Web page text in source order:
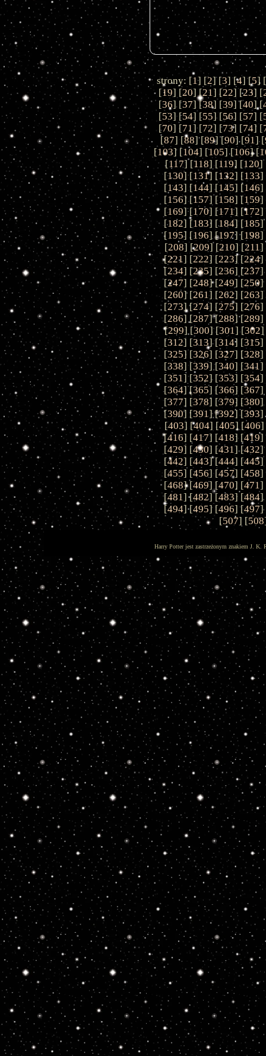
strony: [1] [2] [3] [4] [5] [
[19] [20] [21] [22] [23] [
[36] [37] [38] [39] [40] [
[53] [54] [55] [56] [57] [
[70] [71] [72] [73] [74] [
[87] [88] [89] [90] [91] [
[103] [104] [105] [106] [
[117] [118] [119] [120]
[130] [131] [132] [133]
[143] [144] [145] [146]
[156] [157] [158] [159]
[169] [170] [171] [172]
[182] [183] [184] [185]
[195] [196] [197] [198]
[208] [209] [210] [211]
[221] [222] [223] [224]
[234] [235] [236] [237]
[247] [248] [249] [250]
[260] [261] [262] [263]
[273] [274] [275] [276]
[286] [287] [288] [289]
[299] [300] [301] [302]
[312] [313] [314] [315]
[325] [326] [327] [328]
[338] [339] [340] [341]
[351] [352] [353] [354]
[364] [365] [366] [367]
[377] [378] [379] [380]
[390] [391] [392] [393]
[403] [404] [405] [406]
[416] [417] [418] [419]
[429] [430] [431] [432]
[442] [443] [444] [445]
[455] [456] [457] [458]
[468] [469] [470] [471]
[481] [482] [483] [484]
[494] [495] [496] [497]
[507] [508
Harry Potter jest zastrzeżonym znakiem J. K.